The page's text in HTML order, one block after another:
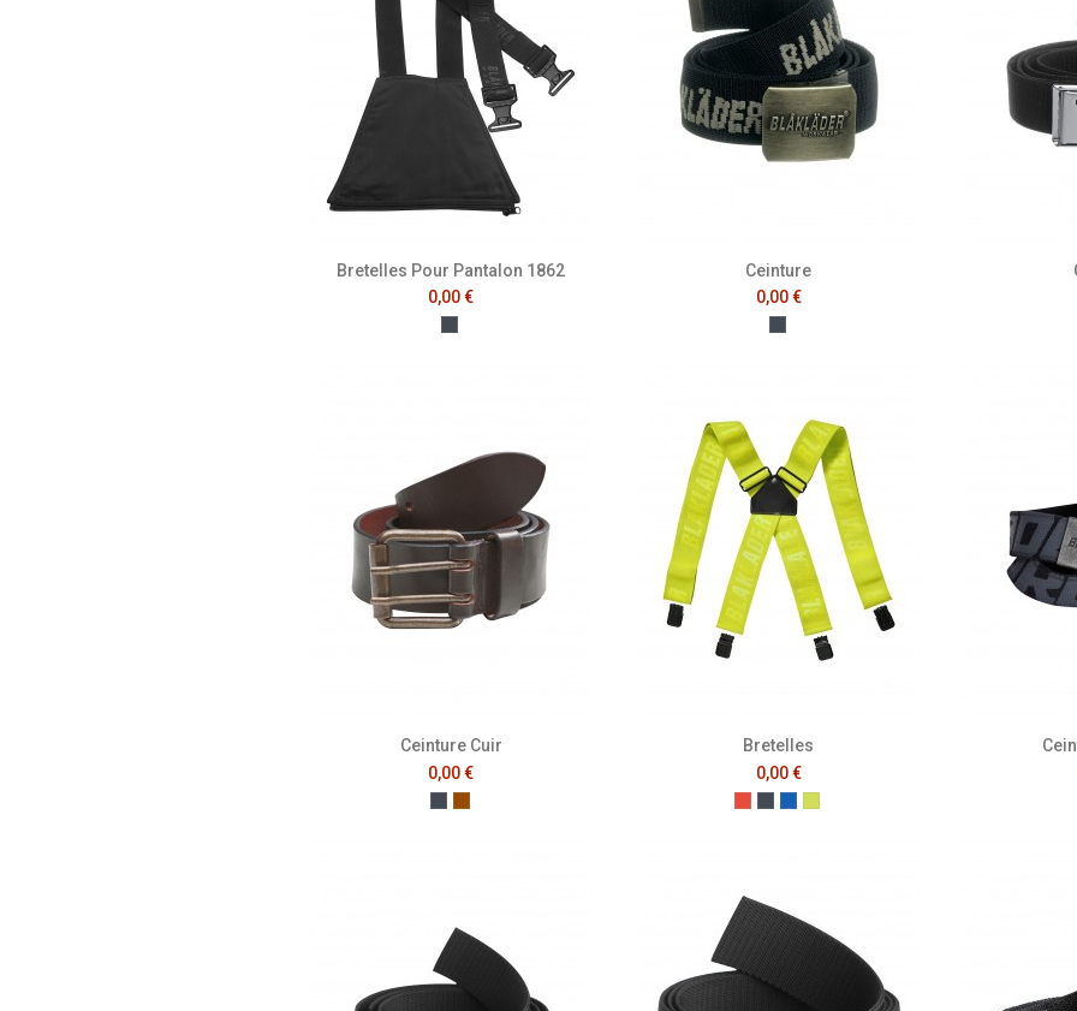
Bretelles Pour Pantalon 1862
0,00 €
Noir
Ceinture
0,00 €
Noir
Ceinture Cuir
0,00 €
NoirMarron
Bretelles
0,00 €
Rouge
NoirBleu Roi
Jaune Fluo